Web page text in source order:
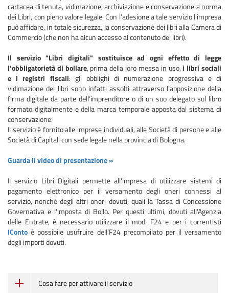
cartacea di tenuta, vidimazione, archiviazione e conservazione a norma
dei Libri, con pieno valore legale. Con l’adesione a tale servizio l'impresa
può affidare, in totale sicurezza, la conservazione dei libri alla Camera di
Commercio (che non ha alcun accesso al contenuto dei libri).
Il servizio "Libri digitali" sostituisce ad ogni effetto di legge
l’obbligatorietà di bollare, prima della loro messa in uso,i libri sociali
e i registri fiscali: gli obblighi di numerazione progressiva e di
vidimazione dei libri sono infatti assolti attraverso l’apposizione della
firma digitale da parte dell’imprenditore o di un suo delegato sul libro
formato digitalmente e della marca temporale apposta dal sistema di
conservazione.
Il servizio è fornito alle imprese individuali, alle Società di persone e alle
Società di Capitali con sede legale nella provincia di Bologna.
Guarda il video di presentazione »
Il servizio Libri Digitali permette all'impresa di utilizzare sistemi di
pagamento elettronico per il versamento degli oneri connessi al
servizio, nonché degli altri oneri dovuti, quali la Tassa di Concessione
Governativa e l'imposta di Bollo. Per questi ultimi, dovuti all'Agenzia
delle Entrate, è necessario utilizzare il mod. F24 e per i correntisti
IConto è possibile usufruire dell’F24 precompilato per il versamento
degli importi dovuti.
Cosa fare per attivare il servizio